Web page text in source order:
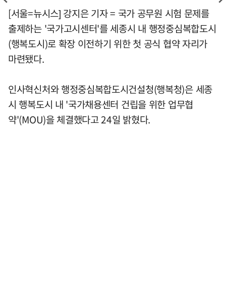
[서울=뉴시스] 강지은 기자 = 국가 공무원 시험 문제를
출제하는 '국가고시센터'를 세종시 내 행정중심복합도시
(행복도시)로 확장 이전하기 위한 첫 공식 협약 자리가
마련됐다.
인사혁신처와 행정중심복합도시건설청(행복청)은 세종
시 행복도시 내 '국가채용센터 건립을 위한 업무협
약'(MOU)을 체결했다고 24일 밝혔다.